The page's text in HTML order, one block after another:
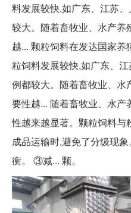
料发展较快,如广东、江苏
较大。随着畜牧业、水产养
越... 颗粒饲料在发达国家
粒饲料发展较快,如广东、
例都较大。随着畜牧业、
要性越... 随着畜牧业、水
性越来越显著。颗粒饲料
成品运输时,避免了分级现
衡。 ③减... 颗。